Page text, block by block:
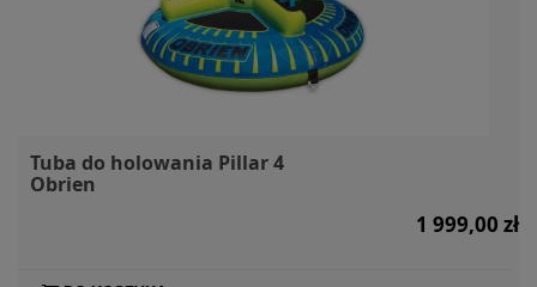
Tuba do holowania Pillar 4
Obrien
1 999,00 zł